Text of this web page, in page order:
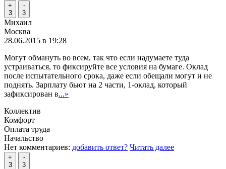
+
3
-
3
Михаил
Москва
28.06.2015 в 19:28
Могут обмануть во всем, так что если надумаете туда
устраиваться, то фиксируйте все условия на бумаге. Оклад
после испытательного срока, даже если обещали могут и не
поднять. Зарплату бьют на 2 части, 1-оклад, который
зафиксирован в...»
Коллектив
Комфорт
Оплата труда
Начальство
Нет комментариев: добавить ответ? Читать далее
+
3
-
3